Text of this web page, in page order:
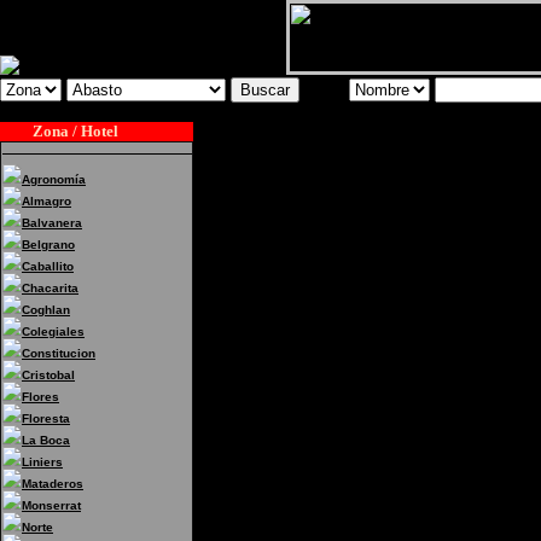
Zona / Hotel
Agronomía
Almagro
Balvanera
Belgrano
Caballito
Chacarita
Coghlan
Colegiales
Constitucion
Cristobal
Flores
Floresta
La Boca
Liniers
Mataderos
Monserrat
Norte